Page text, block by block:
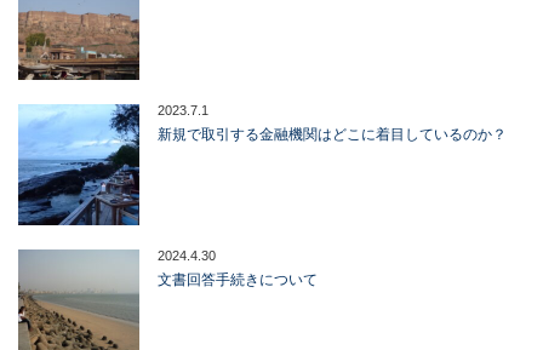
2023.7.1
新規で取引する金融機関はどこに着目しているのか？
2024.4.30
文書回答手続きについて